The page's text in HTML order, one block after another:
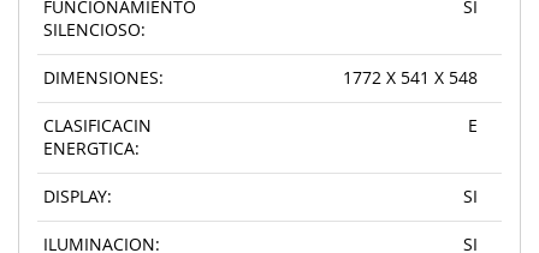
FUNCIONAMIENTO
SILENCIOSO:
SI
DIMENSIONES: 1772 X 541 X 548
CLASIFICACIN
ENERGTICA:
E
DISPLAY: SI
ILUMINACION: SI